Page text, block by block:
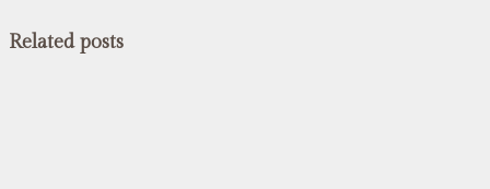
Related posts